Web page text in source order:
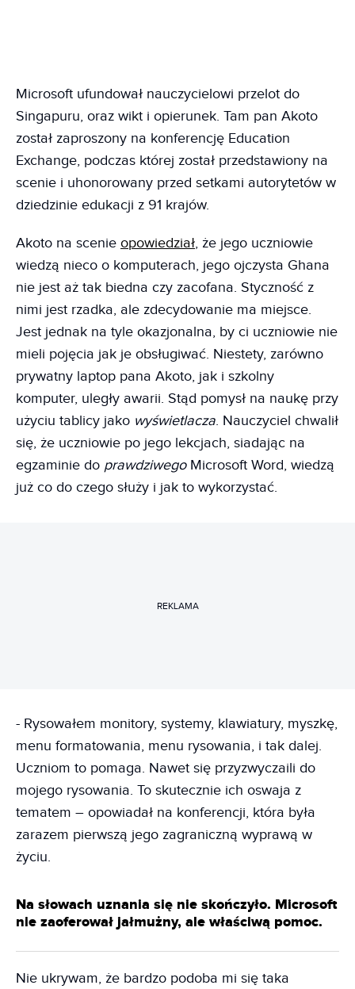
Microsoft ufundował nauczycielowi przelot do
Singapuru, oraz wikt i opierunek. Tam pan Akoto
został zaproszony na konferencję Education
Exchange, podczas której został przedstawiony na
scenie i uhonorowany przed setkami autorytetów w
dziedzinie edukacji z 91 krajów.
Akoto na scenie opowiedział, że jego uczniowie
wiedzą nieco o komputerach, jego ojczysta Ghana
nie jest aż tak biedna czy zacofana. Styczność z
nimi jest rzadka, ale zdecydowanie ma miejsce.
Jest jednak na tyle okazjonalna, by ci uczniowie nie
mieli pojęcia jak je obsługiwać. Niestety, zarówno
prywatny laptop pana Akoto, jak i szkolny
komputer, uległy awarii. Stąd pomysł na naukę przy
użyciu tablicy jako wyświetlacza. Nauczyciel chwalił
się, że uczniowie po jego lekcjach, siadając na
egzaminie do prawdziwegoMicrosoft Word, wiedzą
już co do czego służy i jak to wykorzystać.
REKLAMA
- Rysowałem monitory, systemy, klawiatury, myszkę,
menu formatowania, menu rysowania, i tak dalej.
Uczniom to pomaga. Nawet się przyzwyczaili do
mojego rysowania. To skutecznie ich oswaja z
tematem – opowiadał na konferencji, która była
zarazem pierwszą jego zagraniczną wyprawą w
życiu.
Na słowach uznania się nie skończyło. Microsoft
nie zaoferował jałmużny, ale właściwą pomoc.
Nie ukrywam, że bardzo podoba mi się taka